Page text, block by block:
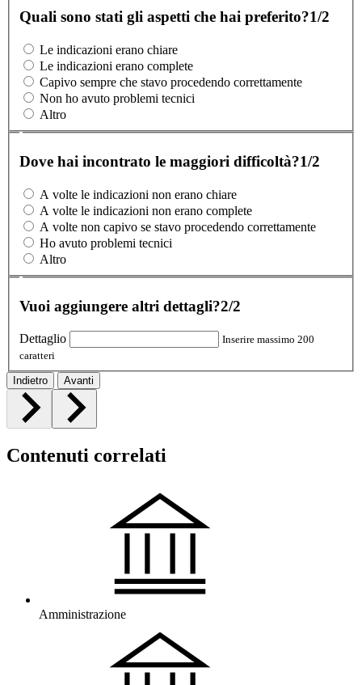
Quali sono stati gli aspetti che hai preferito?1/2
Le indicazioni erano chiare
Le indicazioni erano complete
Capivo sempre che stavo procedendo correttamente
Non ho avuto problemi tecnici
Altro
Dove hai incontrato le maggiori difficoltà?1/2
A volte le indicazioni non erano chiare
A volte le indicazioni non erano complete
A volte non capivo se stavo procedendo correttamente
Ho avuto problemi tecnici
Altro
Vuoi aggiungere altri dettagli?2/2
Dettaglio
Inserire massimo 200
caratteri
Indietro Avanti
Contenuti correlati
Amministrazione